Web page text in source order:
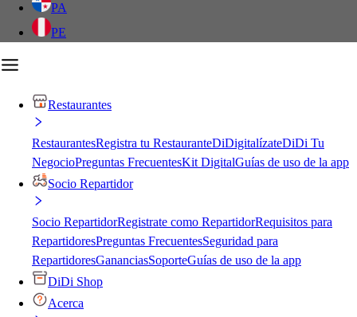
PA
PE
Restaurantes
RestaurantesRegistra tu RestauranteDiDigitalízateDiDi Tu
NegocioPreguntas FrecuentesKit DigitalGuías de uso de la app
Socio Repartidor
Socio RepartidorRegistrate como RepartidorRequisitos para
RepartidoresPreguntas FrecuentesSeguridad para
RepartidoresGananciasSoporteGuías de uso de la app
DiDi Shop
Acerca